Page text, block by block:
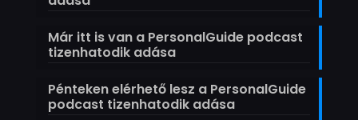
Már itt is van a PersonalGuide podcast
tizenhatodik adása
Pénteken elérhető lesz a PersonalGuide
podcast tizenhatodik adása